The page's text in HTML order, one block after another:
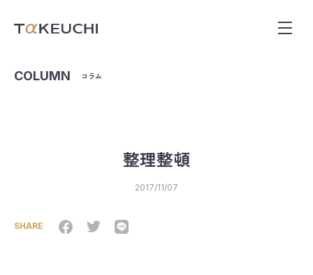
COLUMN コラム
整理整頓
2017/11/07
SHARE